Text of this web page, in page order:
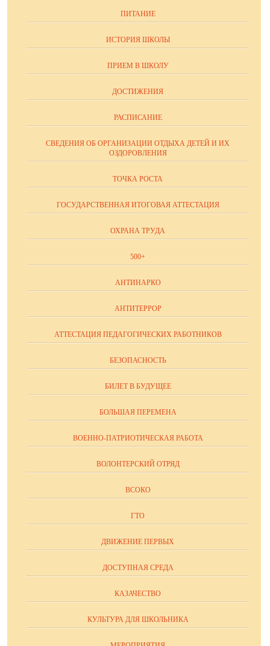
ПИТАНИЕ
ИСТОРИЯ ШКОЛЫ
ПРИЕМ В ШКОЛУ
ДОСТИЖЕНИЯ
РАСПИСАНИЕ
СВЕДЕНИЯ ОБ ОРГАНИЗАЦИИ ОТДЫХА ДЕТЕЙ И ИХ
ОЗДОРОВЛЕНИЯ
ТОЧКА РОСТА
ГОСУДАРСТВЕННАЯ ИТОГОВАЯ АТТЕСТАЦИЯ
ОХРАНА ТРУДА
500+
АНТИНАРКО
АНТИТЕРРОР
АТТЕСТАЦИЯ ПЕДАГОГИЧЕСКИХ РАБОТНИКОВ
БЕЗОПАСНОСТЬ
БИЛЕТ В БУДУЩЕЕ
БОЛЬШАЯ ПЕРЕМЕНА
ВОЕННО-ПАТРИОТИЧЕСКАЯ РАБОТА
ВОЛОНТЕРСКИЙ ОТРЯД
ВСОКО
ГТО
ДВИЖЕНИЕ ПЕРВЫХ
ДОСТУПНАЯ СРЕДА
КАЗАЧЕСТВО
КУЛЬТУРА ДЛЯ ШКОЛЬНИКА